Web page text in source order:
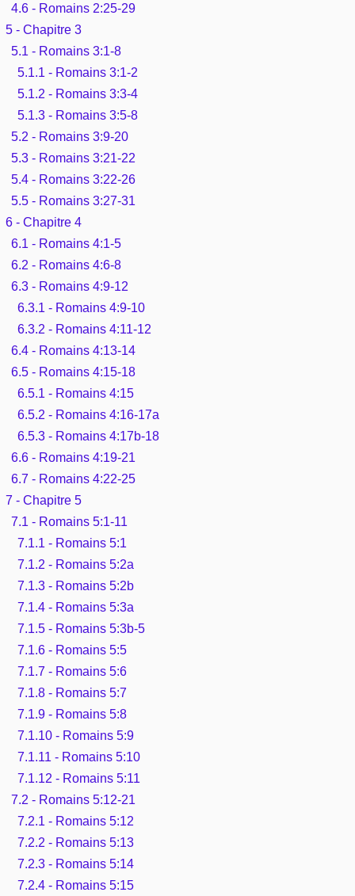
4.6 - Romains 2:25-29
5 - Chapitre 3
5.1 - Romains 3:1-8
5.1.1 - Romains 3:1-2
5.1.2 - Romains 3:3-4
5.1.3 - Romains 3:5-8
5.2 - Romains 3:9-20
5.3 - Romains 3:21-22
5.4 - Romains 3:22-26
5.5 - Romains 3:27-31
6 - Chapitre 4
6.1 - Romains 4:1-5
6.2 - Romains 4:6-8
6.3 - Romains 4:9-12
6.3.1 - Romains 4:9-10
6.3.2 - Romains 4:11-12
6.4 - Romains 4:13-14
6.5 - Romains 4:15-18
6.5.1 - Romains 4:15
6.5.2 - Romains 4:16-17a
6.5.3 - Romains 4:17b-18
6.6 - Romains 4:19-21
6.7 - Romains 4:22-25
7 - Chapitre 5
7.1 - Romains 5:1-11
7.1.1 - Romains 5:1
7.1.2 - Romains 5:2a
7.1.3 - Romains 5:2b
7.1.4 - Romains 5:3a
7.1.5 - Romains 5:3b-5
7.1.6 - Romains 5:5
7.1.7 - Romains 5:6
7.1.8 - Romains 5:7
7.1.9 - Romains 5:8
7.1.10 - Romains 5:9
7.1.11 - Romains 5:10
7.1.12 - Romains 5:11
7.2 - Romains 5:12-21
7.2.1 - Romains 5:12
7.2.2 - Romains 5:13
7.2.3 - Romains 5:14
7.2.4 - Romains 5:15